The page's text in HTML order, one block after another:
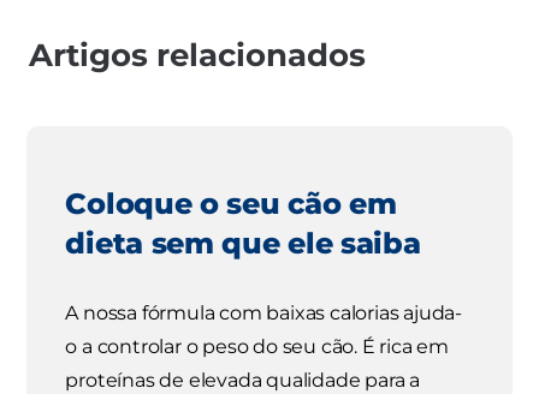
Artigos relacionados
Coloque o seu cão em
dieta sem que ele saiba
A nossa fórmula com baixas calorias ajuda-
o a controlar o peso do seu cão. É rica em
proteínas de elevada qualidade para a